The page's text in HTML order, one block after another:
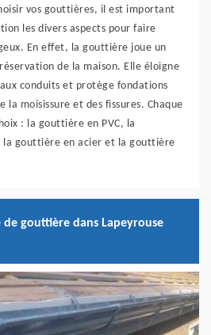
vos gouttières, il est important
les divers aspects pour faire
En effet, la gouttière joue un
de la maison. Elle éloigne
conduits et protège fondations
moisissure et des fissures. Chaque
: la gouttière en PVC, la
gouttière en acier et la gouttière
gouttière dans Lapeyrouse